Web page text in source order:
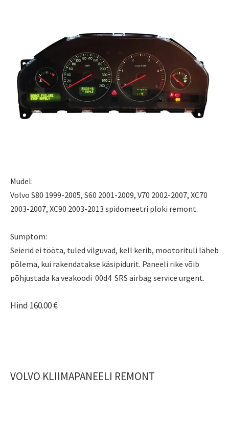
Mudel:
Volvo S80 1999-2005, S60 2001-2009, V70 2002-2007, XC70
2003-2007, XC90 2003-2013 spidomeetri ploki remont.
Sümptom:
Seierid ei tööta, tuled vilguvad, kell kerib, mootorituli läheb
põlema, kui rakendatakse käsipidurit. Paneeli rike võib
põhjustada ka veakoodi 00d4 SRS airbag service urgent.
Hind 160.00 €
VOLVO KLIIMAPANEELI REMONT